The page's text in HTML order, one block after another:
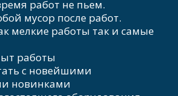
работ не пьем.
мусор после работ.
мелкие работы так и самые
работы
с новейшими
новинками